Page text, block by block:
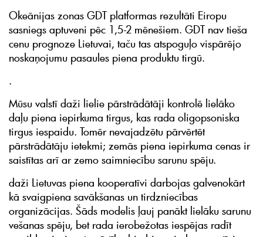
Okeānijas zonas GDT platformas rezultāti Eiropu
sasniegs aptuveni pēc 1,5-2 mēnešiem. GDT nav tieša
cenu prognoze Lietuvai, taču tas atspoguļo vispārējo
noskaņojumu pasaules piena produktu tirgū.
.
Mūsu valstī daži lielie pārstrādātāji kontrolē lielāko
daļu piena iepirkuma tirgus, kas rada oligopsoniska
tirgus iespaidu. Tomēr nevajadzētu pārvērtēt
pārstrādātāju ietekmi; zemās piena iepirkuma cenas ir
saistītas arī ar zemo saimniecību sarunu spēju.
daži Lietuvas piena kooperatīvi darbojas galvenokārt
kā svaigpiena savākšanas un tirdzniecības
organizācijas. Šāds modelis ļauj panākt lielāku sarunu
vešanas spēju, bet rada ierobežotas iespējas radīt